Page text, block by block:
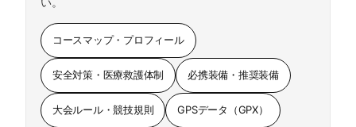
コースマップ・プロフィール
安全対策・医療救護体制 必携装備・推奨装備
大会ルール・競技規則 GPSデータ（GPX）